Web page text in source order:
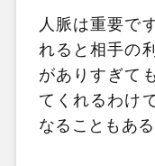
人脈は重要で
れると相手の
がありすぎて
てくれるわけ
なることもあ